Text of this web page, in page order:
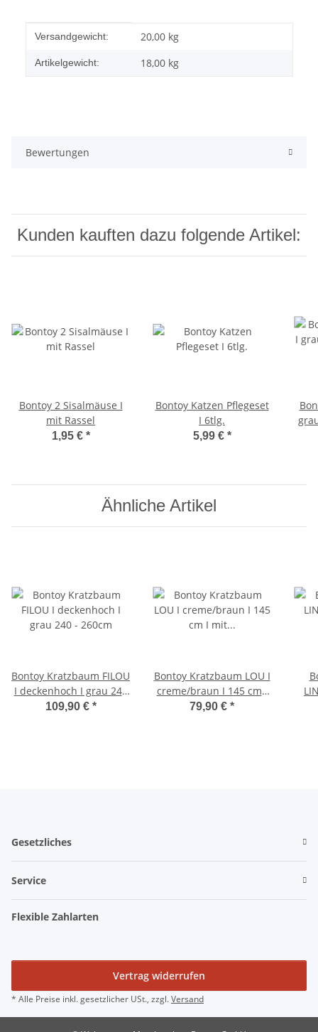
Produkteigenschaft
Wert
Versandgewicht: 20,00 kg
Artikelgewicht: 18,00 kg
Bewertungen
Kunden kauften dazu folgende Artikel:
Bontoy 2 Sisalmäuse I
mit Rassel
1,95 € *
Bontoy Katzen Pflegeset
I 6tlg.
5,99 € *
Ähnliche Artikel
Bontoy Kratzbaum FILOU
I deckenhoch I grau 240
- 260cm
109,90 € *
Bontoy Kratzbaum LOU I
creme/braun I 145 cm I
mit großer Liegefläche.
79,90 € *
Gesetzliches
Service
Flexible Zahlarten
Vertrag widerrufen
* Alle Preise inkl. gesetzlicher USt., zzgl.Versand